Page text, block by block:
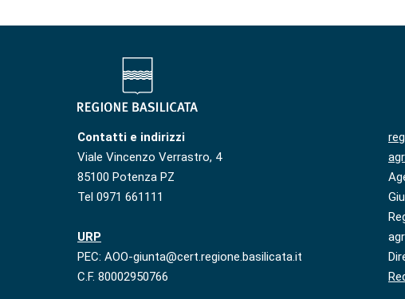
Contatti e indirizzi
Viale Vincenzo Verrastro, 4
85100 Potenza PZ
Tel 0971 661111
URP
PEC: AOO-giunta@cert.regione.basilicata.it
C.F. 80002950766